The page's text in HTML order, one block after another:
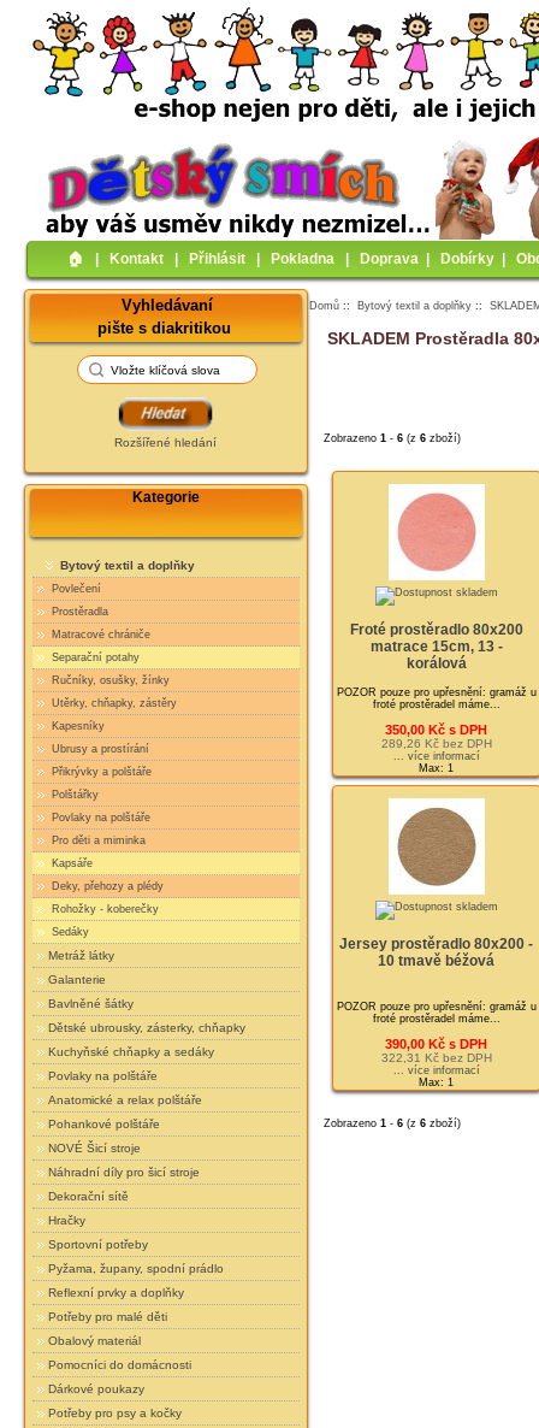
🏠︎ Kontakt Přihlásit Pokladna Doprava Dobírky
Vyhledávaní
pište s diakritikou
Rozšířené hledání
Kategorie
Bytový textil a doplňky
Povlečení
Prostěradla
Matracové chrániče
Separační potahy
Ručníky, osušky, žínky
Utěrky, chňapky, zástěry
Kapesníky
Ubrusy a prostírání
Přikrývky a polštáře
Polštářky
Povlaky na polštáře
Pro děti a miminka
Kapsáře
Deky, přehozy a plédy
Rohožky - koberečky
Sedáky
Metráž látky
Galanterie
Bavlněné šátky
Dětské ubrousky, zásterky, chňapky
Kuchyňské chňapky a sedáky
Povlaky na polštáře
Anatomické a relax polštáře
Pohankové polštáře
NOVÉ Šicí stroje
Náhradní díly pro šicí stroje
Dekorační sítě
Hračky
Sportovní potřeby
Pyžama, župany, spodní prádlo
Reflexní prvky a doplňky
Potřeby pro malé děti
Obalový materiál
Pomocníci do domácnosti
Dárkové poukazy
Potřeby pro psy a kočky
Domů :: Bytový textil a doplňky ::
SKLADEM Prostěradla
Zobrazeno 1 - 6(z 6zboží)
Froté prostěradlo 80x200
matrace 15cm, 13 -
korálová
POZOR pouze pro upřesnění: gramáž u
froté prostěradel máme...
350,00 Kč s DPH
289,26 Kč bez DPH
... více informací
Max: 1
Jersey prostěradlo 80x200 -
10 tmavě béžová
POZOR pouze pro upřesnění: gramáž u
froté prostěradel máme...
390,00 Kč s DPH
322,31 Kč bez DPH
... více informací
Max: 1
Zobrazeno 1 - 6(z 6zboží)